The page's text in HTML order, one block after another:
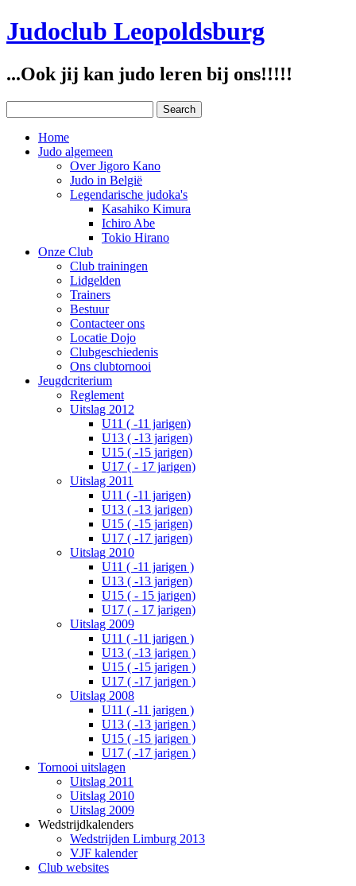
Judoclub Leopoldsburg
...Ook jij kan judo leren bij ons!!!!!
Home
Judo algemeen
Over Jigoro Kano
Judo in België
Legendarische judoka's
Kasahiko Kimura
Ichiro Abe
Tokio Hirano
Onze Club
Club trainingen
Lidgelden
Trainers
Bestuur
Contacteer ons
Locatie Dojo
Clubgeschiedenis
Ons clubtornooi
Jeugdcriterium
Reglement
Uitslag 2012
U11 ( -11 jarigen)
U13 ( -13 jarigen)
U15 ( -15 jarigen)
U17 ( - 17 jarigen)
Uitslag 2011
U11 ( -11 jarigen)
U13 ( -13 jarigen)
U15 ( -15 jarigen)
U17 ( -17 jarigen)
Uitslag 2010
U11 ( -11 jarigen )
U13 ( -13 jarigen)
U15 ( - 15 jarigen)
U17 ( - 17 jarigen)
Uitslag 2009
U11 ( -11 jarigen )
U13 ( -13 jarigen )
U15 ( -15 jarigen )
U17 ( -17 jarigen )
Uitslag 2008
U11 ( -11 jarigen )
U13 ( -13 jarigen )
U15 ( -15 jarigen )
U17 ( -17 jarigen )
Tornooi uitslagen
Uitslag 2011
Uitslag 2010
Uitslag 2009
Wedstrijdkalenders
Wedstrijden Limburg 2013
VJF kalender
Club websites